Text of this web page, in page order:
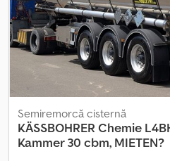
inspecție tehnică nouă (TÜV).
vă putem oferi o cotație prin
partenere! Vehiculul poate avea
publicitare. Se aplică termenii și
livrare și plată. Vă putem
leasing pentru acest obiect. Vă
Semiremorcă cisternă
KÄSSBOHRER Chemie
Kammer 30 cbm, MIETEN?